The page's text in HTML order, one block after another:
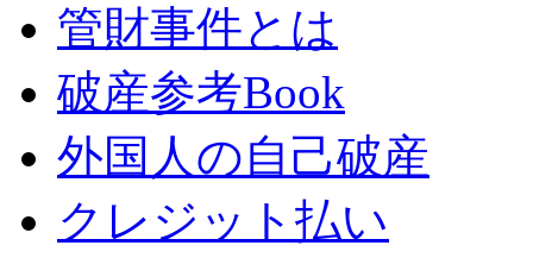
管財事件とは
破産参考Book
外国人の自己破産
クレジット払い